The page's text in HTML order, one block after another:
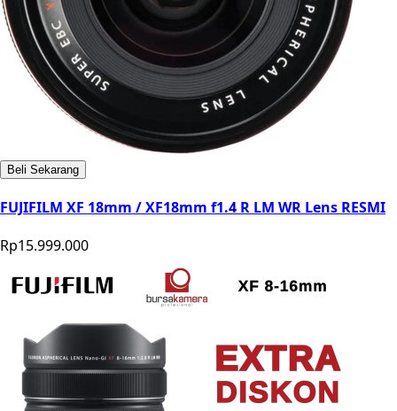
Beli Sekarang
FUJIFILM XF 18mm / XF18mm f1.4 R LM WR Lens RESMI
Rp15.999.000